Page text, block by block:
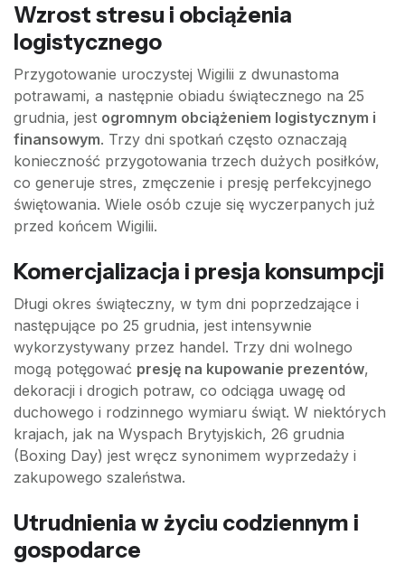
Wzrost stresu i obciążenia
logistycznego
Przygotowanie uroczystej Wigilii z dwunastoma
potrawami, a następnie obiadu świątecznego na 25
grudnia, jest ogromnym obciążeniem logistycznym i
finansowym. Trzy dni spotkań często oznaczają
konieczność przygotowania trzech dużych posiłków,
co generuje stres, zmęczenie i presję perfekcyjnego
świętowania. Wiele osób czuje się wyczerpanych już
przed końcem Wigilii.
Komercjalizacja i presja konsumpcji
Długi okres świąteczny, w tym dni poprzedzające i
następujące po 25 grudnia, jest intensywnie
wykorzystywany przez handel. Trzy dni wolnego
mogą potęgować presję na kupowanie prezentów,
dekoracji i drogich potraw, co odciąga uwagę od
duchowego i rodzinnego wymiaru świąt. W niektórych
krajach, jak na Wyspach Brytyjskich, 26 grudnia
(Boxing Day) jest wręcz synonimem wyprzedaży i
zakupowego szaleństwa.
Utrudnienia w życiu codziennym i
gospodarce